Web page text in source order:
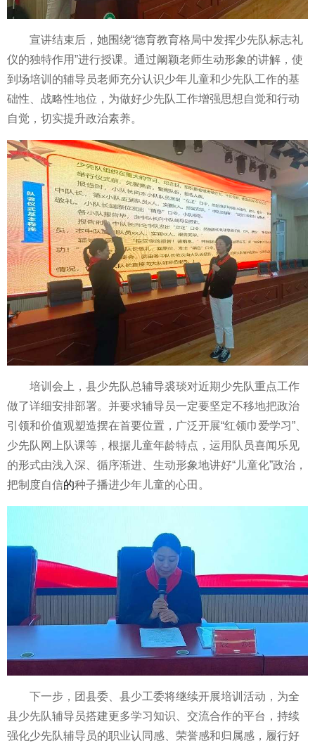
宣讲结束后，她围绕“德育教育格局中发挥少先队标志礼
仪的独特作用”进行授课。通过阚颖老师生动形象的讲解，使
到场培训的辅导员老师充分认识少年儿童和少先队工作的基
础性、战略性地位，为做好少先队工作增强思想自觉和行动
自觉，切实提升政治素养。
培训会上，县少先队 总辅导裘琰对近期少先队重点工作
做了详细安排部署。并要求辅导员一定要坚定不移地把政治
引领和价值观塑造摆在首要位置，广泛开展“红领巾爱学习”、
少先队网上队课等，根据儿童年龄特点，运用队员喜闻乐见
的形式由浅入深、循序渐进、生动形象地讲好“儿童化”政治，
把制度自信的种子播进少年儿童的心田。
下一步，团县委、县少工委将继续开展培训活动，为全
县少先队辅导员搭建更多学习知识、交流合作的平台，持续
强化少先队辅导员的职业认同感、荣誉感和归属感，履行好